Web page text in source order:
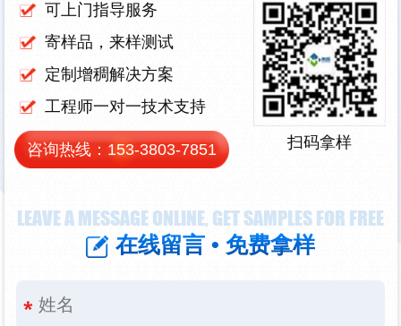
LEAVE A MESSAGE ONLINE, GET SAMPLES FOR FREE
在线留言 • 免费拿样
可上门指导服务
寄样品，来样测试
定制增稠解决方案
工程师一对一技术支持
咨询热线： 153-3803-7851 扫码拿样